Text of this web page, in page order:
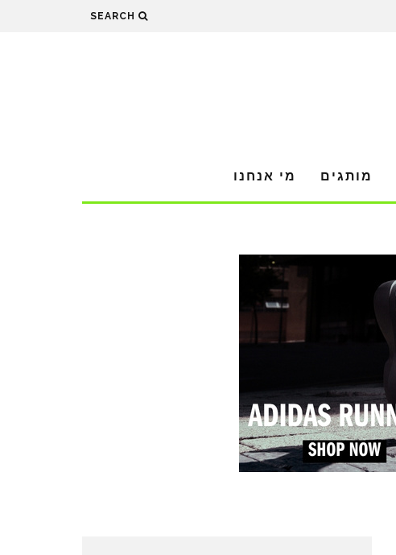
SEARCH
מותגים מי אנחנו